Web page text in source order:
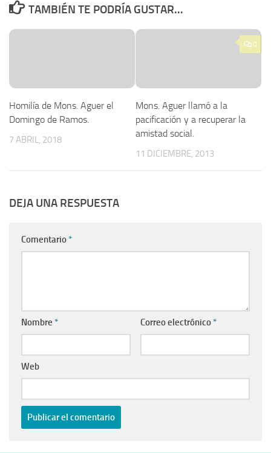
TAMBIÉN TE PODRÍA GUSTAR...
Homilía de Mons. Aguer el
Domingo de Ramos.
7 ABRIL, 2018
0
Mons. Aguer llamó a la
pacificación y a recuperar la
amistad social.
11 DICIEMBRE, 2013
DEJA UNA RESPUESTA
Comentario *
Nombre * Correo electrónico *
Web